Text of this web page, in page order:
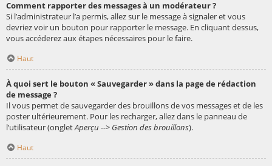
Comment rapporter des messages à un modérateur ?
Si l’administrateur l’a permis, allez sur le message à signaler et vous
devriez voir un bouton pour rapporter le message. En cliquant dessus,
vous accéderez aux étapes nécessaires pour le faire.
Haut
À quoi sert le bouton « Sauvegarder » dans la page de rédaction
de message ?
Il vous permet de sauvegarder des brouillons de vos messages et de les
poster ultérieurement. Pour les recharger, allez dans le panneau de
l’utilisateur (ongletAperçu --> Gestion des brouillons).
Haut